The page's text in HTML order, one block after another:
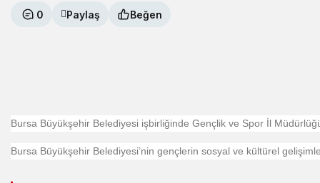
0 Paylaş Beğen
Bursa Büyükşehir Belediyesi işbirliğinde Gençlik ve Spor İl
Bursa Büyükşehir Belediyesi’nin gençlerin sosyal ve kültürel